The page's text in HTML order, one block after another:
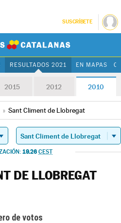
SUSCRÍBETE
RESULTADOS 2021 EN MAPAS
2015 2012 2010
» Sant Climent de Llobregat
19.26 CEST
DE LLOBREGAT
de votos